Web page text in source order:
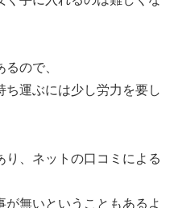
ので、
ち運ぶには少し労力を要し
り、ネットの口コミによる
が無いということもあるよ